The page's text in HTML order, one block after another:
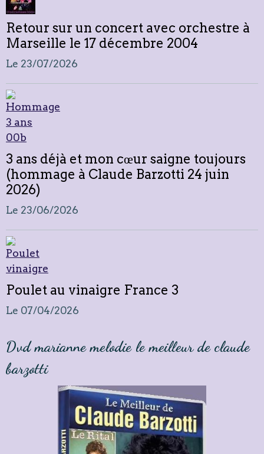
Retour sur un concert avec orchestre à
Marseille le 17 décembre 2004
Le 23/07/2026
3 ans déjà et mon cœur saigne toujours
(hommage à Claude Barzotti 24 juin
2026)
Le 23/06/2026
Poulet au vinaigre France 3
Le 07/04/2026
Dvd marianne melodie le meilleur de claude
barzotti